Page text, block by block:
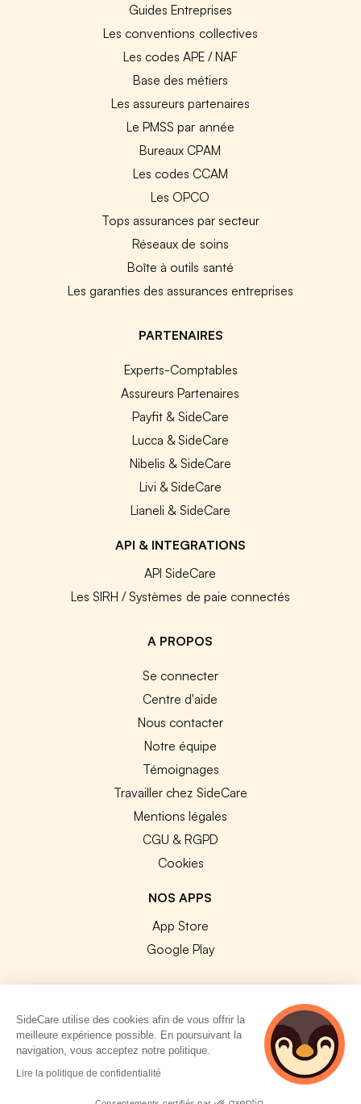
Guides Entreprises
Les conventions collectives
Les codes APE / NAF
Base des métiers
Les assureurs partenaires
Le PMSS par année
Bureaux CPAM
Les codes CCAM
Les OPCO
Tops assurances par secteur
Réseaux de soins
Boîte à outils santé
Les garanties des assurances entreprises
PARTENAIRES
Experts-Comptables
Assureurs Partenaires
Payfit & SideCare
Lucca & SideCare
Nibelis & SideCare
Livi & SideCare
Lianeli & SideCare
API & INTEGRATIONS
API SideCare
Les SIRH / Systèmes de paie connectés
A PROPOS
Se connecter
Centre d'aide
Nous contacter
Notre équipe
Témoignages
Travailler chez SideCare
Mentions légales
CGU & RGPD
Cookies
NOS APPS
App Store
Google Play
© 2026 SideCare. Tous droits réservés.
SideCare utilise des cookies afin de vous offrir la
meilleure expérience possible. En poursuivant la
navigation, vous acceptez notre politique.
Lire la politique de confidentialité
3 personnes
consultent
actuellement cette